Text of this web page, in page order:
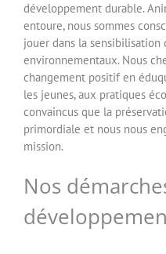
développement durable.
entoure, nous sommes
jouer dans la
environnementaux. Nous
changement positif en
les jeunes, aux pratiques
convaincus que la
primordiale et nous nous
mission.
Nos